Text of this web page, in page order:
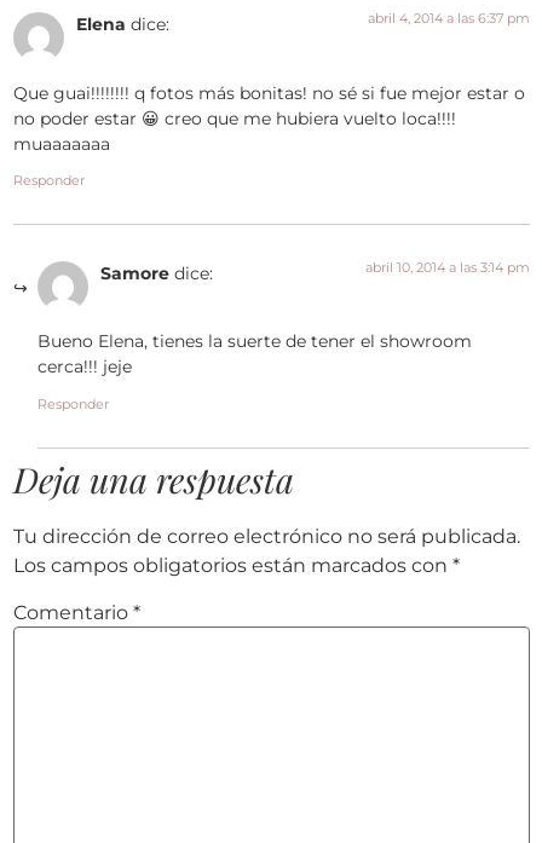
Elena dice: abril 4, 2014 a las 6:37 pm
Que guai!!!!!!!! q fotos más bonitas! no sé si fue mejor estar o
no poder estar 😀 creo que me hubiera vuelto loca!!!!
muaaaaaaa
Responder
Samore dice: abril 10, 2014 a las 3:14 pm
Bueno Elena, tienes la suerte de tener el showroom
cerca!!! jeje
Responder
Deja una respuesta
Tu dirección de correo electrónico no será publicada.
Los campos obligatorios están marcados con *
Comentario *